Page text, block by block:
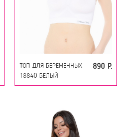
ТОП ДЛЯ БЕРЕМЕННЫХ
18840 БЕЛЫЙ
890 Р.